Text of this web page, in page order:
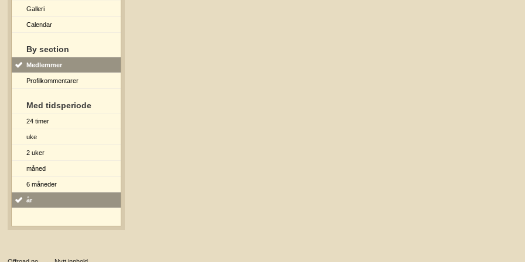
Galleri
Calendar
By section
Medlemmer
Profilkommentarer
Med tidsperiode
24 timer
uke
2 uker
måned
6 måneder
år